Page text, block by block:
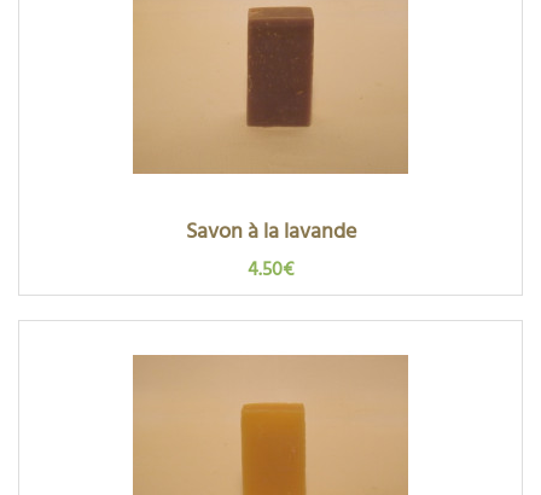
Savon à la lavande
4.50€